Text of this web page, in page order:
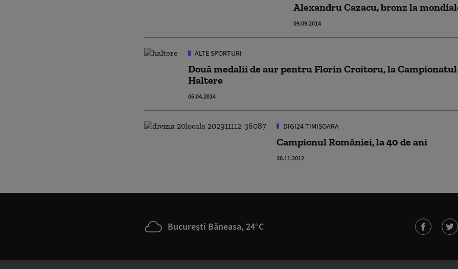
Alexandru Cazacu, bronz la
09.09.2014
ALTE SPORTURI
Două medalii de aur pentru Florin Croitoru, la Campionatul
Haltere
06.04.2014
DIGI24 TIMISOARA
Campionul României, la 40 de ani
30.11.2012
București Băneasa, 24°C